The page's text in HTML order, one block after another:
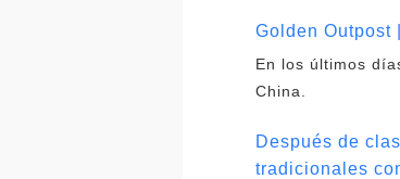
Golden Outpost
En los últimos
China.
Después de
tradicionales